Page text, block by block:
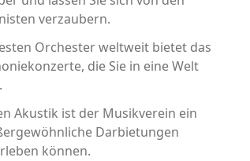
verzaubern.
Orchester weltweit bietet das
die Sie in eine Welt
Akustik ist der Musikverein ein
Darbietungen
können.